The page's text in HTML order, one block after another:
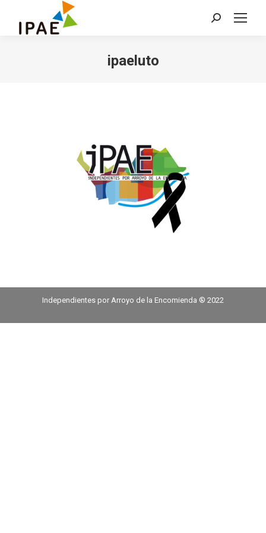
Buscar:
ipaeluto
Independientes por Arroyo de la Encomienda ® 2022